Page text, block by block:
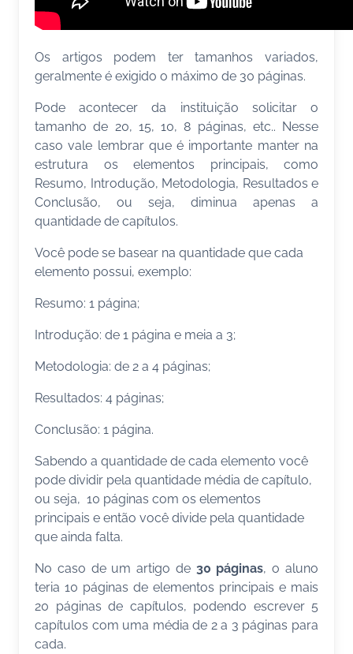
Os artigos podem ter tamanhos variados,
geralmente é exigido o máximo de 30 páginas.
Pode acontecer da instituição solicitar o
tamanho de 20, 15, 10, 8 páginas, etc.. Nesse
caso vale lembrar que é importante manter na
estrutura os elementos principais, como
Resumo, Introdução, Metodologia, Resultados e
Conclusão, ou seja, diminua apenas a
quantidade de capítulos.
Você pode se basear na quantidade que cada
elemento possui, exemplo:
Resumo: 1 página;
Introdução: de 1 página e meia a 3;
Metodologia: de 2 a 4 páginas;
Resultados: 4 páginas;
Conclusão: 1 página.
Sabendo a quantidade de cada elemento você
pode dividir pela quantidade média de capítulo,
ou seja, 10 páginas com os elementos
principais e então você divide pela quantidade
que ainda falta.
No caso de um artigo de 30 páginas, o aluno
teria 10 páginas de elementos principais e mais
20 páginas de capítulos, podendo escrever 5
capítulos com uma média de 2 a 3 páginas para
cada.